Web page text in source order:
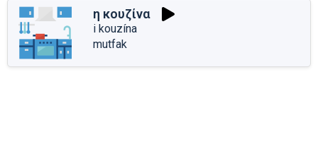
η κουζίνα
i kouzína
mutfak